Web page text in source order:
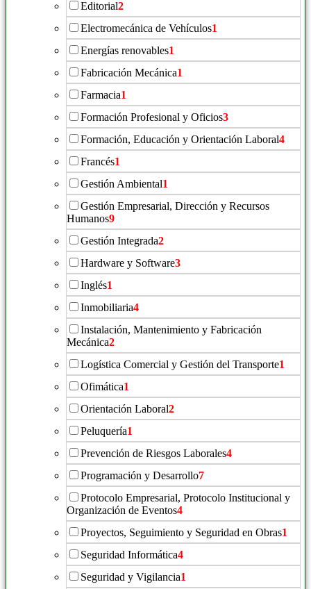
Editorial2
Electromecánica de Vehículos1
Energías renovables1
Fabricación Mecánica1
Farmacia1
Formación Profesional y Oficios3
Formación, Educación y Orientación Laboral4
Francés1
Gestión Ambiental1
Gestión Empresarial, Dirección y Recursos
Humanos9
Gestión Integrada2
Hardware y Software3
Inglés1
Inmobiliaria4
Instalación, Mantenimiento y Fabricación
Mecánica2
Logística Comercial y Gestión del Transporte1
Ofimática1
Orientación Laboral2
Peluquería1
Prevención de Riesgos Laborales4
Programación y Desarrollo7
Protocolo Empresarial, Protocolo Institucional y
Organización de Eventos4
Proyectos, Seguimiento y Seguridad en Obras1
Seguridad Informática4
Seguridad y Vigilancia1